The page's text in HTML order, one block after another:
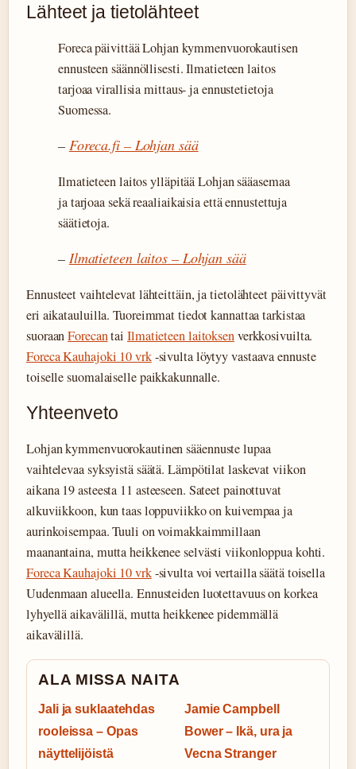
Lähteet ja tietolähteet
Foreca päivittää Lohjan kymmenvuorokautisen
ennusteen säännöllisesti. Ilmatieteen laitos
tarjoaa virallisia mittaus- ja ennustetietoja
Suomessa.
– Foreca.fi – Lohjan sää
Ilmatieteen laitos ylläpitää Lohjan sääasemaa
ja tarjoaa sekä reaaliaikaisia että ennustettuja
säätietoja.
– Ilmatieteen laitos – Lohjan sää
Ennusteet vaihtelevat lähteittäin, ja tietolähteet päivittyvät
eri aikatauluilla. Tuoreimmat tiedot kannattaa tarkistaa
suoraanForecantaiIlmatieteen laitoksenverkkosivuilta.
Foreca Kauhajoki 10 vrk-sivulta löytyy vastaava ennuste
toiselle suomalaiselle paikkakunnalle.
Yhteenveto
Lohjan kymmenvuorokautinen sääennuste lupaa
vaihtelevaa syksyistä säätä. Lämpötilat laskevat viikon
aikana 19 asteesta 11 asteeseen. Sateet painottuvat
alkuviikkoon, kun taas loppuviikko on kuivempaa ja
aurinkoisempaa. Tuuli on voimakkaimmillaan
maanantaina, mutta heikkenee selvästi viikonloppua kohti.
Foreca Kauhajoki 10 vrk-sivulta voi vertailla säätä toisella
Uudenmaan alueella. Ennusteiden luotettavuus on korkea
lyhyellä aikavälillä, mutta heikkenee pidemmällä
aikavälillä.
ALA MISSA NAITA
Jali ja suklaatehdas
rooleissa – Opas
näyttelijöistä
Jamie Campbell
Bower – Ikä, ura ja
Vecna Stranger